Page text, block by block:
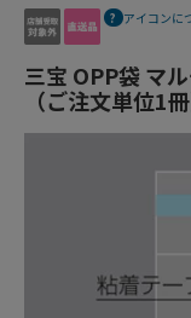
アイコンに
三宝 OPP袋 マ
（ご注文単位1